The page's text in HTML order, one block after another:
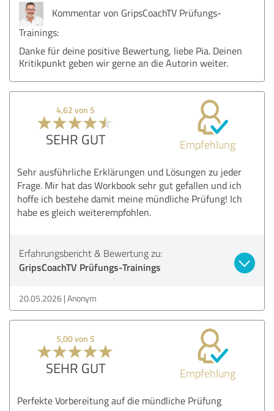
Kommentar von GripsCoachTV Prüfungs-
Trainings:
Danke für deine positive Bewertung, liebe Pia. Deinen
Kritikpunkt geben wir gerne an die Autorin weiter.
4,62 von 5
SEHR GUT Empfehlung
Sehr ausführliche Erklärungen und Lösungen zu jeder
Frage. Mir hat das Workbook sehr gut gefallen und ich
hoffe ich bestehe damit meine mündliche Prüfung! Ich
habe es gleich weiterempfohlen.
Erfahrungsbericht & Bewertung zu:
GripsCoachTV Prüfungs-Trainings
20.05.2026 Anonym
5,00 von 5
SEHR GUT Empfehlung
Perfekte Vorbereitung auf die mündliche Prüfung